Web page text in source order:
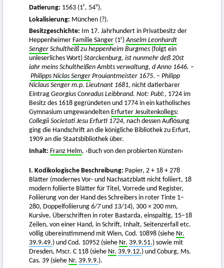
Datierung: 1563 (1r, 54v).
Lokalisierung: München (?).
Besitzgeschichte: Im 17. Jahrhundert in Privatbesitz der
Heppenheimer Familie Sänger (1r)Anselm Leonhardt
Senger Schultheiß zu heppenheim Burgmes (folgt ein
unleserliches Wort) Starckenburg, ist nunmehr deß 20st
iahr meins Schultheißen Ambts verwaltung, d Anno 1646. –
Philipps Niclas Senger Prouiantmeister 1675. – Philipp
Niclaus Senger m.p. Lieutnant 1681, nicht datierbarer
Eintrag Georgius Conradus Leibbrand. Not: Publ:, 1724 im
Besitz des 1618 gegründeten und 1774 in ein katholisches
Gymnasium umgewandelten Erfurter Jesuitenkollegs:
Collegii Societati Jesu Erfurti 1724, nach dessen Auflösung
ging die Handschrift an die königliche Bibliothek zu Erfurt,
1909 an die Staatsbibliothek über.
Inhalt: Franz Helm, ›Buch von den probierten Künsten‹
I. Kodikologische Beschreibung: Papier, 2 + 18 + 278
Blätter (modernes Vor- und Nachsatzblatt nicht foliiert, 18
modern foliierte Blätter für Titel, Vorrede und Register,
Foliierung von der Hand des Schreibers in roter Tinte 1–
280, Doppelfoliierung 6/7und 13/14), 300 × 200 mm,
Kursive, Überschriften in roter Bastarda, einspaltig, 15–18
Zeilen, von einer Hand, in Schrift, Inhalt, Seitenzerfall etc.
völlig übereinstimmend mit Wien, Cod. 10898 (siehe Nr.
39.9.49.) und Cod. 10952 (siehe Nr. 39.9.51.) sowie mit
Dresden, Mscr. C 118 (siehe Nr. 39.9.12.) und Coburg, Ms.
Cas. 39 (siehe Nr. 39.9.9.).